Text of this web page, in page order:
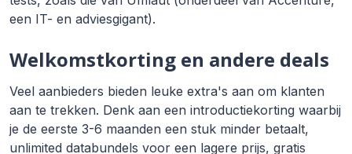
een IT- en adviesgigant).
Welkomstkorting en andere deals
Veel aanbieders bieden leuke extra's aan om klanten
aan te trekken. Denk aan een introductiekorting waarbij
je de eerste 3-6 maanden een stuk minder betaalt,
unlimited databundels voor een lagere prijs, gratis